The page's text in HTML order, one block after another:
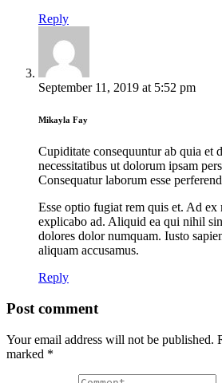
Reply
September 11, 2019 at 5:52 pm
Mikayla Fay
Cupiditate consequuntur ab quia et
necessitatibus ut dolorum ipsam
Consequatur laborum esse
Esse optio fugiat rem quis et. Ad ex
explicabo ad. Aliquid ea qui nihil
dolores dolor numquam. Iusto
aliquam accusamus.
Reply
Post comment
Your email address will not be published.
marked *